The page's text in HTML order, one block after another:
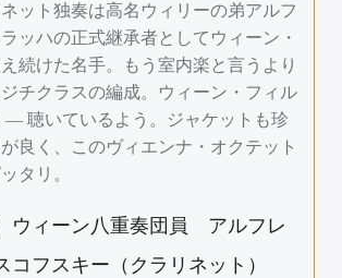
ット独奏は高名ウィリーの弟アルフ
ッハの正式継承者としてウィーン・
続けた名手。もう室内楽と言うより
チクラスの編成。ウィーン・フィル
― 聴いているよう。ジャケットも珍
良く、このヴィエンナ・オクテット
タリ。
ウィーン八重奏団員 アルフレ
コフスキー（クラリネット）